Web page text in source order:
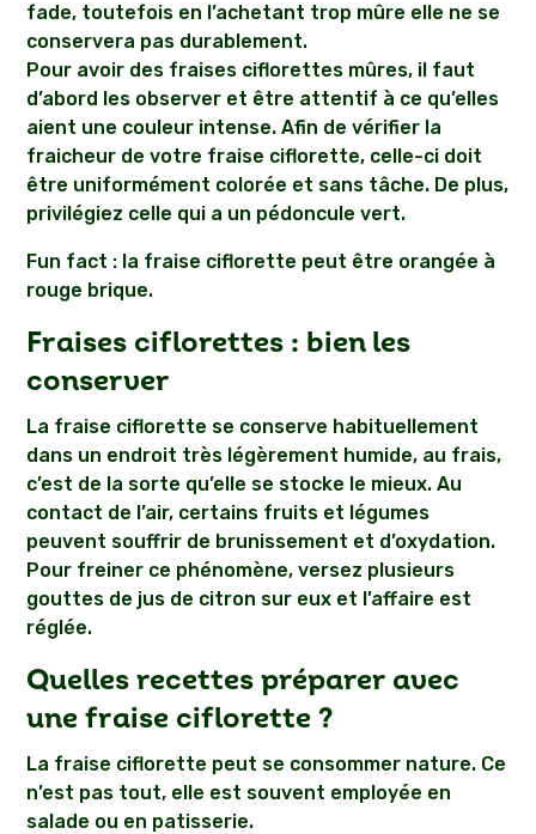
fade, toutefois en l’achetant trop mûre elle ne se
conservera pas durablement.
Pour avoir des fraises ciflorettes mûres, il faut
d’abord les observer et être attentif à ce qu’elles
aient une couleur intense. Afin de vérifier la
fraicheur de votre fraise ciflorette, celle-ci doit
être uniformément colorée et sans tâche. De plus,
privilégiez celle qui a un pédoncule vert.
Fun fact : la fraise ciflorette peut être orangée à
rouge brique.
Fraises ciflorettes : bien les
conserver
La fraise ciflorette se conserve habituellement
dans un endroit très légèrement humide, au frais,
c’est de la sorte qu’elle se stocke le mieux. Au
contact de l’air, certains fruits et légumes
peuvent souffrir de brunissement et d’oxydation.
Pour freiner ce phénomène, versez plusieurs
gouttes de jus de citron sur eux et l’affaire est
réglée.
Quelles recettes préparer avec
une fraise ciflorette ?
La fraise ciflorette peut se consommer nature. Ce
n’est pas tout, elle est souvent employée en
salade ou en patisserie.